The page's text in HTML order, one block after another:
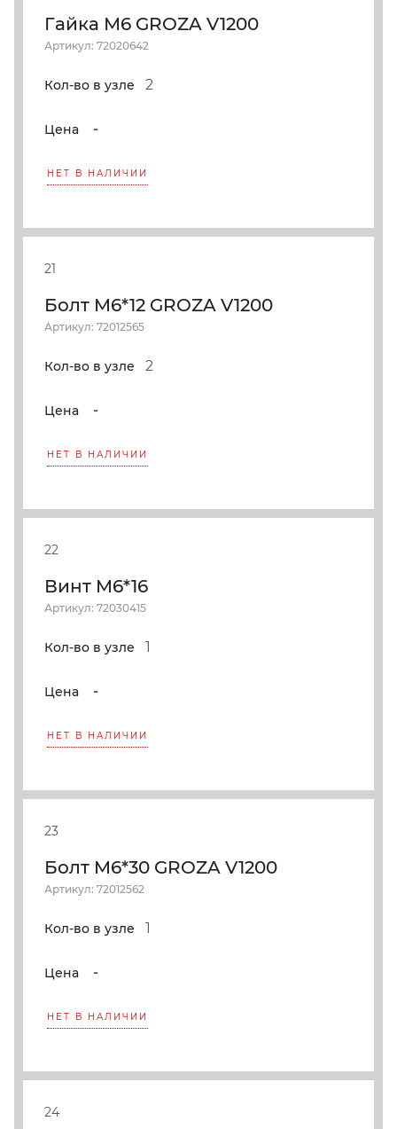
Гайка М6 GROZA V1200
Артикул: 72020642
Кол-во в узле 2
Цена -
НЕТ В НАЛИЧИИ
21
Болт M6*12 GROZA V1200
Артикул: 72012565
Кол-во в узле 2
Цена -
НЕТ В НАЛИЧИИ
22
Винт M6*16
Артикул: 72030415
Кол-во в узле 1
Цена -
НЕТ В НАЛИЧИИ
23
Болт M6*30 GROZA V1200
Артикул: 72012562
Кол-во в узле 1
Цена -
НЕТ В НАЛИЧИИ
24